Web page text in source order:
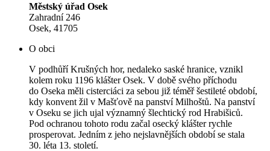
Městský úřad Osek
Zahradní 246
Osek, 41705
O obci
V podhůří Krušných hor, nedaleko saské hranice, vznikl
kolem roku 1196 klášter Osek. V době svého příchodu
do Oseka měli cisterciáci za sebou již téměř šestileté období,
kdy konvent žil v Mašťově na panství Milhoštů. Na panství
v Oseku se jich ujal významný šlechtický rod Hrabišiců.
Pod ochranou tohoto rodu začal osecký klášter rychle
prosperovat. Jedním z jeho nejslavnějších období se stala
30. léta 13. století.